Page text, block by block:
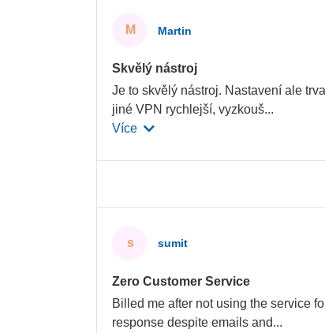
M Martin
Skvělý nástroj
Je to skvělý nástroj. Nastavení ale
jiné VPN rychlejší, vyzkouš...
Více
s sumit
Zero Customer Service
Billed me after not using the service
response despite emails and...